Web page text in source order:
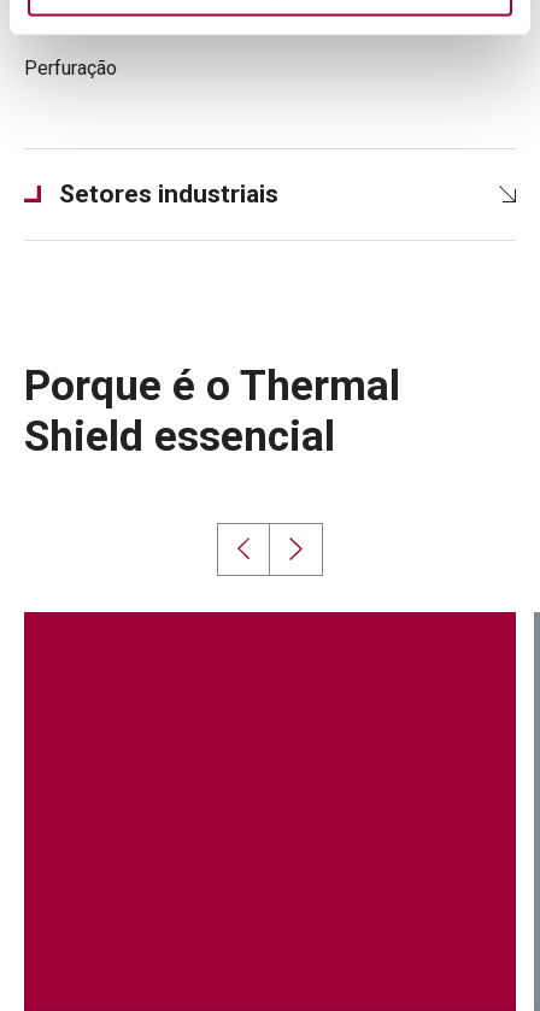
Fresagem
Perfuração
Setores industriais
Porque é o Thermal
Shield essencial